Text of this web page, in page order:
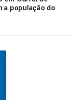
a população do